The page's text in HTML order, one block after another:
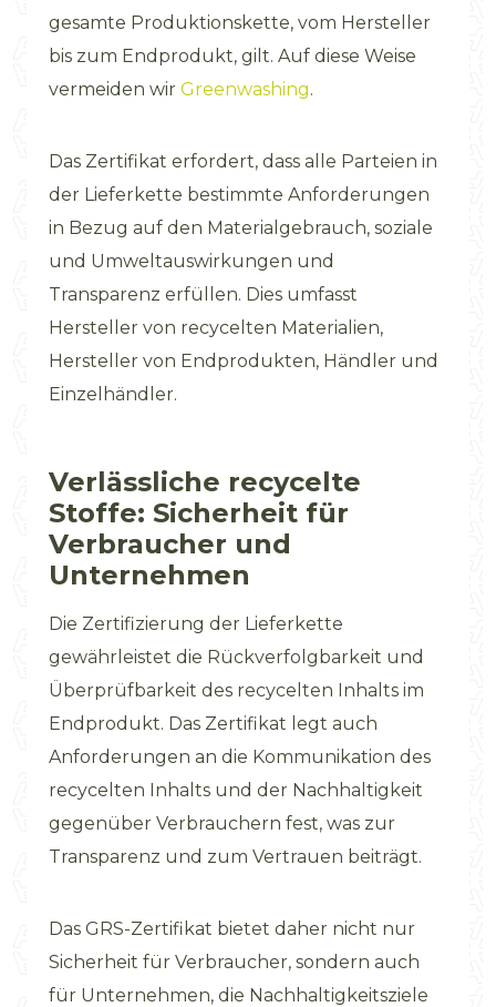
gesamte Produktionskette, vom Hersteller
bis zum Endprodukt, gilt. Auf diese Weise
vermeiden wir Greenwashing.
Das Zertifikat erfordert, dass alle Parteien in
der Lieferkette bestimmte Anforderungen
in Bezug auf den Materialgebrauch, soziale
und Umweltauswirkungen und
Transparenz erfüllen. Dies umfasst
Hersteller von recycelten Materialien,
Hersteller von Endprodukten, Händler und
Einzelhändler.
Verlässliche recycelte
Stoffe: Sicherheit für
Verbraucher und
Unternehmen
Die Zertifizierung der Lieferkette
gewährleistet die Rückverfolgbarkeit und
Überprüfbarkeit des recycelten Inhalts im
Endprodukt. Das Zertifikat legt auch
Anforderungen an die Kommunikation des
recycelten Inhalts und der Nachhaltigkeit
gegenüber Verbrauchern fest, was zur
Transparenz und zum Vertrauen beiträgt.
Das GRS-Zertifikat bietet daher nicht nur
Sicherheit für Verbraucher, sondern auch
für Unternehmen, die Nachhaltigkeitsziele